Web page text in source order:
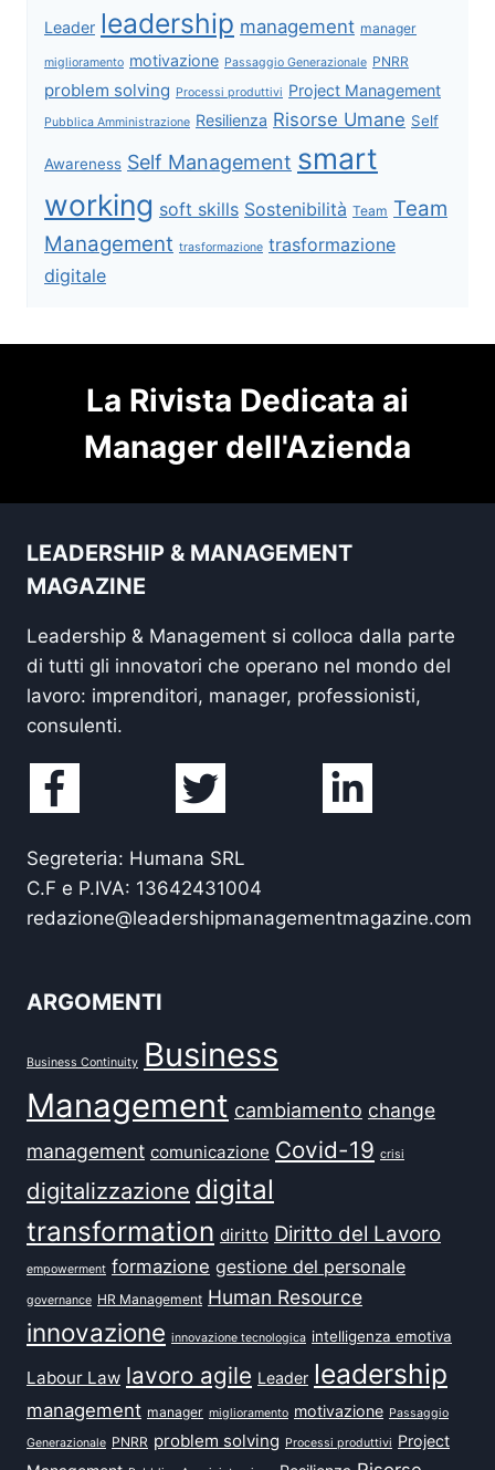
Leader leadership management manager
miglioramento motivazione Passaggio Generazionale PNRR
problem solving Processi produttivi Project Management
Pubblica Amministrazione Resilienza Risorse Umane Self
Awareness Self Management smart
working soft skills Sostenibilità Team Team
Management trasformazione trasformazione
digitale
La Rivista Dedicata ai
Manager dell'Azienda
LEADERSHIP & MANAGEMENT
MAGAZINE
Leadership & Management si colloca dalla parte
di tutti gli innovatori che operano nel mondo del
lavoro: imprenditori, manager, professionisti,
consulenti.
Segreteria: Humana SRL
C.F e P.IVA: 13642431004
redazione@leadershipmanagementmagazine.com
ARGOMENTI
Business Continuity Business
Management cambiamento change
management comunicazione Covid-19 crisi
digitalizzazione digital
transformation diritto Diritto del Lavoro
empowerment formazione gestione del personale
governance HR Management Human Resource
innovazione innovazione tecnologica intelligenza emotiva
Labour Law lavoro agile Leader leadership
management manager miglioramento motivazione Passaggio
Generazionale PNRR problem solving Processi produttivi Project